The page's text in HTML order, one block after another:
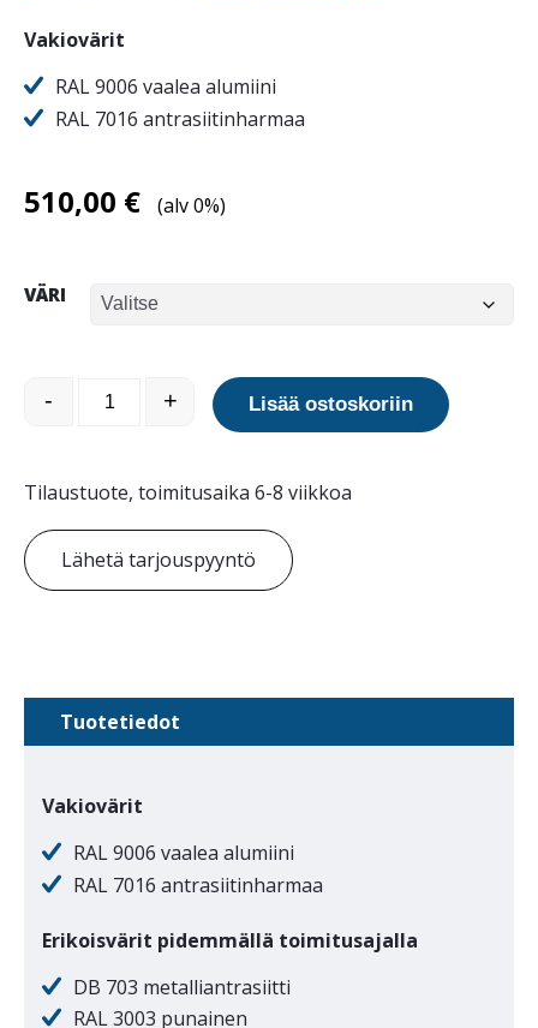
Vakiovärit
RAL 9006 vaalea alumiini
RAL 7016 antrasiitinharmaa
510,00 € (alv 0%)
VÄRI
Style istuinkehys selkänojalla määrä
- + Lisää ostoskoriin
Tilaustuote, toimitusaika 6-8 viikkoa
Lähetä tarjouspyyntö
Tuotetiedot
Vakiovärit
RAL 9006 vaalea alumiini
RAL 7016 antrasiitinharmaa
Erikoisvärit pidemmällä toimitusajalla
DB 703 metalliantrasiitti
RAL 3003 punainen